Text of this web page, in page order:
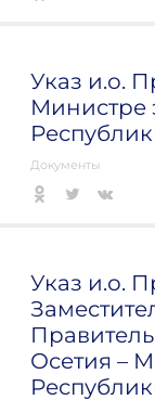
Указ и.о.
Министре
Документы
Указ и.о.
Осетия –